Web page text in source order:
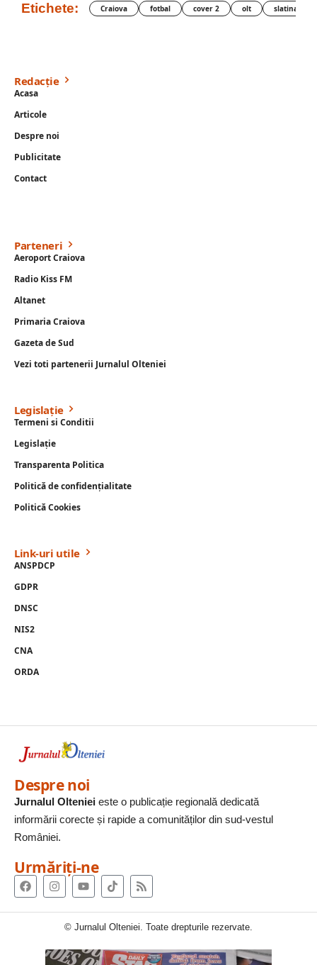
Etichete: Craiova fotbal cover 2 olt slatina
Redacție
Acasa
Articole
Despre noi
Publicitate
Contact
Parteneri
Aeroport Craiova
Radio Kiss FM
Altanet
Primaria Craiova
Gazeta de Sud
Vezi toti partenerii Jurnalul Olteniei
Legislație
Termeni si Conditii
Legislație
Transparenta Politica
Politică de confidențialitate
Politică Cookies
Link-uri utile
ANSPDCP
GDPR
DNSC
NIS2
CNA
ORDA
Despre noi
Jurnalul Olteniei este o publicație regională dedicată
informării corecte și rapide a comunităților din sud-vestul
României.
Urmăriți-ne
© Jurnalul Olteniei. Toate drepturile rezervate.